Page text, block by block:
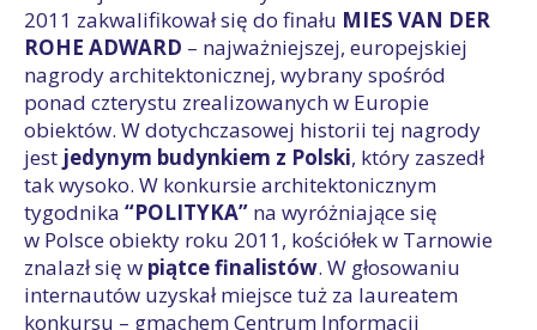
2011 zakwalifikował się do finału MIES VAN DER
ROHE ADWARD – najważniejszej, europejskiej
nagrody architektonicznej, wybrany spośród
ponad czterystu zrealizowanych w Europie
obiektów. W dotychczasowej historii tej nagrody
jest jedynym budynkiem z Polski, który zaszedł
tak wysoko. W konkursie architektonicznym
tygodnika “POLITYKA” na wyróżniające się
w Polsce obiekty roku 2011, kościółek w Tarnowie
znalazł się w piątce finalistów. W głosowaniu
internautów uzyskał miejsce tuż za laureatem
konkursu – gmachem Centrum Informacji